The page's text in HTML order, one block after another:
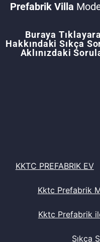
Prefabrik Villa
Buraya
Hakkındaki Sıkça
Aklınızdaki
KKTC PREFABRIK EV
Kktc Prefabrik
Kktc Prefabrik
Sıkça